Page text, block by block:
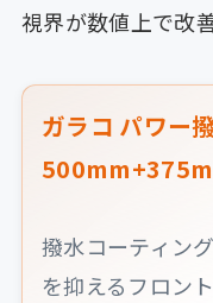
視界が数値上で改
ガラコ パワー
撥水コーティン
を抑えるフロン